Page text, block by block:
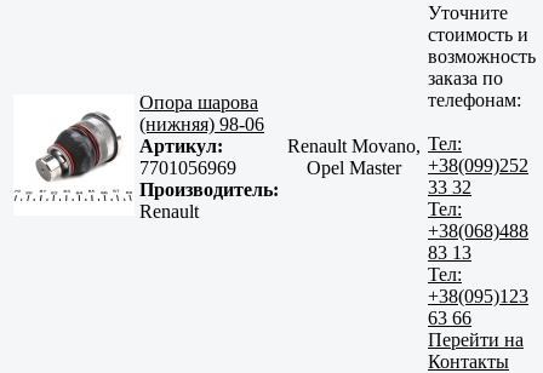
Опора шарова
(нижняя) 98-06
Артикул:
7701056969
Производитель:
Renault
Renault Movano,
Opel Master
Уточните
стоимость и
возможность
заказа по
телефонам:
Тел:
+38(099)252
33 32
Тел:
+38(068)488
83 13
Тел:
+38(095)123
63 66
Перейти на
Контакты